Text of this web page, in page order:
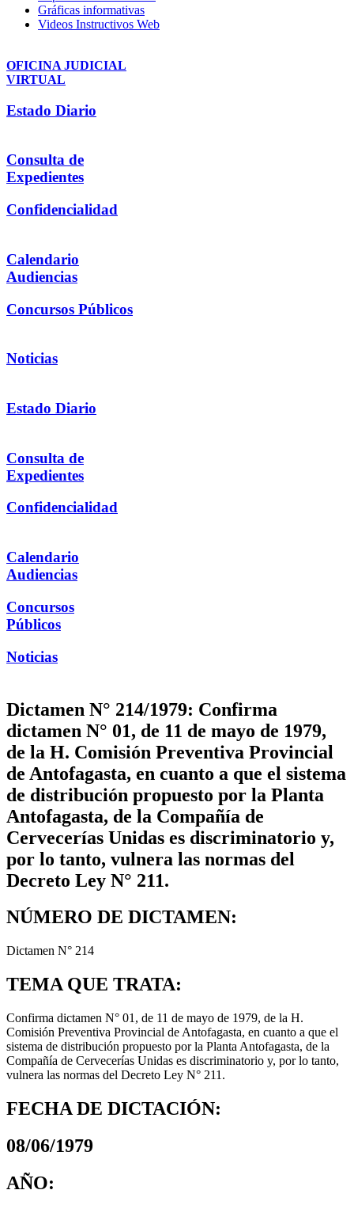
Gráficas informativas
Videos Instructivos Web
OFICINA JUDICIAL
VIRTUAL
Estado Diario
Consulta de
Expedientes
Confidencialidad
Calendario
Audiencias
Concursos Públicos
Noticias
Estado Diario
Consulta de
Expedientes
Confidencialidad
Calendario
Audiencias
Concursos
Públicos
Noticias
Dictamen N° 214/1979: Confirma
dictamen N° 01, de 11 de mayo de 1979,
de la H. Comisión Preventiva Provincial
de Antofagasta, en cuanto a que el sistema
de distribución propuesto por la Planta
Antofagasta, de la Compañía de
Cervecerías Unidas es discriminatorio y,
por lo tanto, vulnera las normas del
Decreto Ley N° 211.
NÚMERO DE DICTAMEN:
Dictamen N° 214
TEMA QUE TRATA:
Confirma dictamen N° 01, de 11 de mayo de 1979, de la H.
Comisión Preventiva Provincial de Antofagasta, en cuanto a que el
sistema de distribución propuesto por la Planta Antofagasta, de la
Compañía de Cervecerías Unidas es discriminatorio y, por lo tanto,
vulnera las normas del Decreto Ley N° 211.
FECHA DE DICTACIÓN:
08/06/1979
AÑO: